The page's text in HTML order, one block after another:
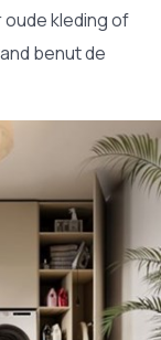
kleding of
benut de